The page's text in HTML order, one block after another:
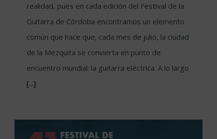
realidad, pues en cada edición del Festival de la
Guitarra de Córdoba encontramos un elemento
común que hace que, cada mes de julio, la ciudad
de la Mezquita se convierta en punto de
encuentro mundial: la guitarra eléctrica. A lo largo
[...]